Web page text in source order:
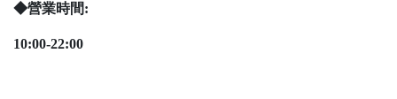
◆營業時間:
10:00-22:00